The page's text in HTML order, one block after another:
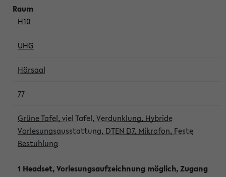
H10
UHG
Hörsaal
77
Grüne Tafel, viel Tafel, Verdunklung, Hybride
Vorlesungsausstattung, DTEN D7, Mikrofon, Feste
Bestuhlung
1 Headset, Vorlesungsaufzeichnung möglich, Zugang